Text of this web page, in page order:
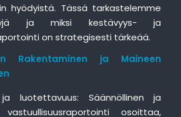
hyödyistä. Tässä tarkastelemme
ja miksi kestävyys- ja
on strategisesti tärkeää.
Rakentaminen ja Maineen
ja luotettavuus: Säännöllinen ja
vastuullisuusraportointi osoittaa,